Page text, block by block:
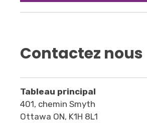
Contactez nous
Tableau principal
401, chemin Smyth
Ottawa ON, K1H 8L1